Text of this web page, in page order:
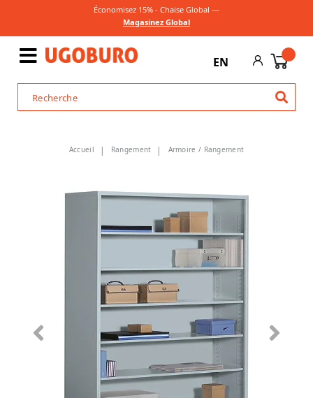
Économisez 15% - Chaise Global —
Magasinez Global
EN
Accueil Rangement Armoire / Rangement